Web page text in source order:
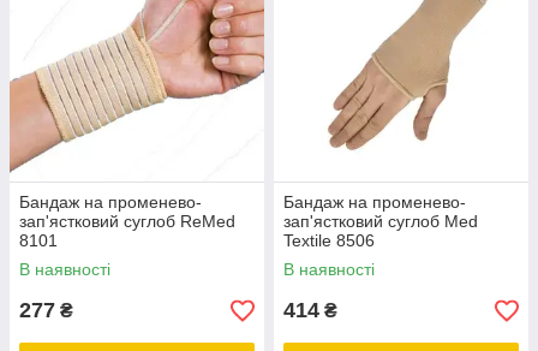
Бандаж на променево-
зап'ястковий суглоб ReMed
8101
В наявності
277 ₴
Бандаж на променево-
зап'ястковий суглоб Med
Textile 8506
В наявності
414 ₴